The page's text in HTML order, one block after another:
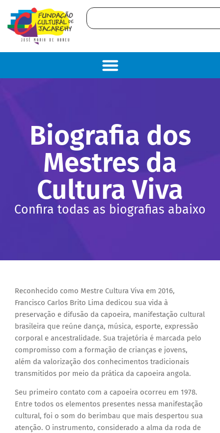
Biografia dos
Mestres da
Cultura Viva
Confira todas as biografias abaixo
Reconhecido como Mestre Cultura Viva em 2016,
Francisco Carlos Brito Lima dedicou sua vida à
preservação e difusão da capoeira, manifestação cultural
brasileira que reúne dança, música, esporte, expressão
corporal e ancestralidade. Sua trajetória é marcada pelo
compromisso com a formação de crianças e jovens,
além da valorização dos conhecimentos tradicionais
transmitidos por meio da prática da capoeira angola.
Seu primeiro contato com a capoeira ocorreu em 1978.
Entre todos os elementos presentes nessa manifestação
cultural, foi o som do berimbau que mais despertou sua
atenção. O instrumento, considerado a alma da roda de